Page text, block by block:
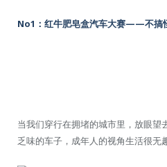
No1：红牛肥皂盒汽车大赛——不搞
当我们穿行在拥堵的城市里，放眼望
乏味的车子，成年人的视角生活很无